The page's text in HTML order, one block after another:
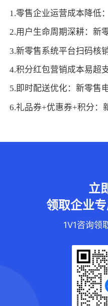
立
领取企业
1V1咨询领